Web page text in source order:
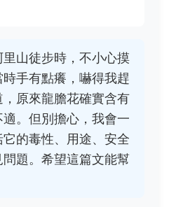
山徒步時，不小心摸
手有點癢，嚇得我趕
原來龍膽花確實含有
。但別擔心，我會一
的毒性、用途、安全
題。希望這篇文能幫